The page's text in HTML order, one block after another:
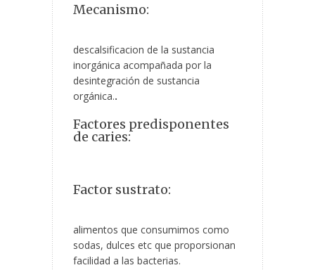
Mecanismo:
descalsificacion de la sustancia
inorgánica acompañada por la
desintegración de sustancia
orgánica..
Factores predisponentes
de caries:
Factor sustrato:
alimentos que consumimos como
sodas, dulces etc que proporsionan
facilidad a las bacterias.